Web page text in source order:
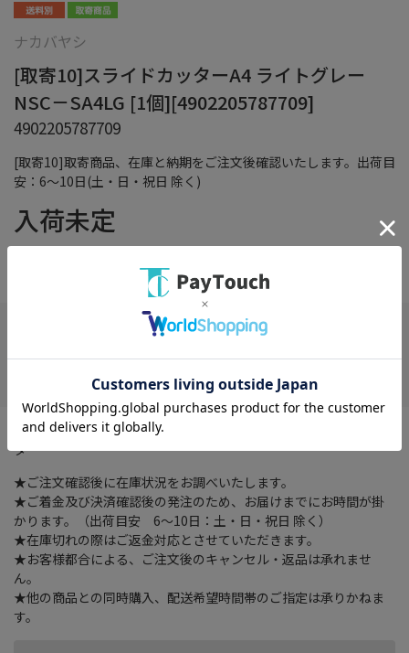
[取寄10]取寄商品、在庫と納期をご注文後確認いたします。出荷目
安：6～10日(土・日・祝日 除く)
ナカバヤシ
[取寄10]スライドカッターA4 ライトグレー
NSC－SA4LG [1個][4902205787709]
4902205787709
入荷未定
お気に入り
刃の切れ味と安全性が向上したシンプルでスリムなスライドカッ
ター
★ご注文確認後に在庫状況をお調べいたします。
★ご着金及び決済確認後の発注のため、お届けまでにお時間が掛
かります。（出荷目安 6～10日：土・日・祝日 除く）
★在庫切れの際はご返金対応とさせていただきます。
★お客様都合による、ご注文後のキャンセル・返品は承れませ
ん。
★他の商品との同時購入、配送希望時間帯のご指定は承りかねま
す。